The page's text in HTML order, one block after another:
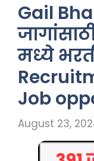
Gail
मध्ये
Job
August 23,